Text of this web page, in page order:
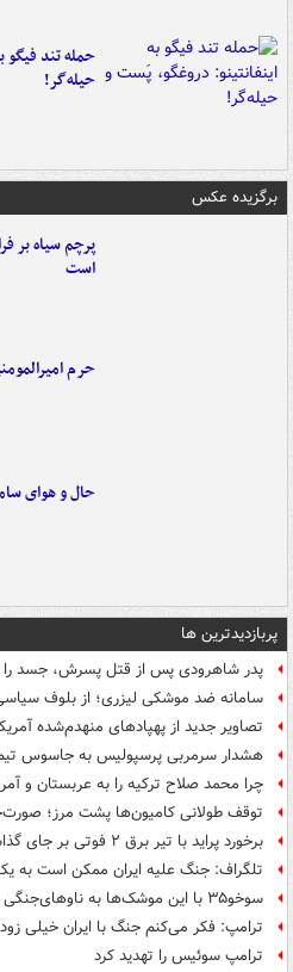
حمله تند فیگو
حیله‌گر!
برگزیده عکس
پرچم سیاه بر
است
حرم
حال و هوای
پربازدیدترین ها
پدر شاهرودی پس از قتل پسرش، جسد را
سامانه ضد موشکی لیزری؛ از بلوف
تصاویر جدید از پهپادهای منهدم‌شده
هشدار سرمربی پرسپولیس به جاسوس
چرا محمد صلاح ترکیه را به عربستان و
توقف طولانی کامیون‌ها پشت مرز؛
برخورد پراید با تیر برق ۲ فوتی بر جای گذاشت
تلگراف: جنگ علیه ایران ممکن است به
سوخو۳۵ با این موشک‌ها به ناوهای‌جنگی حمله می‌کند
ترامپ: فکر می‌کنم جنگ با ایران خیلی زود
ترامپ سوئیس را تهدید کرد